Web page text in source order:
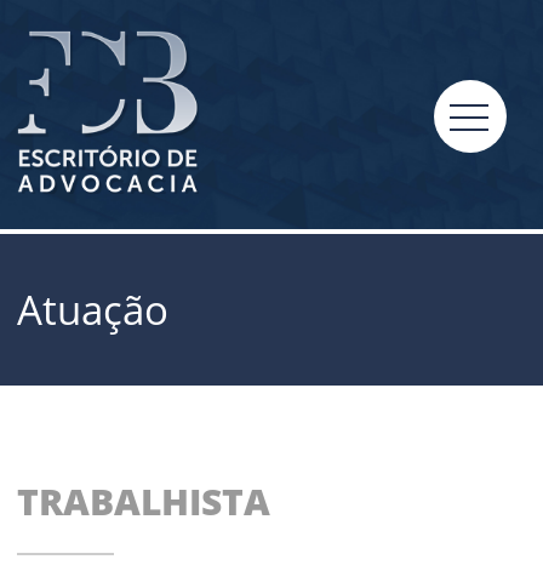
Atuação
TRABALHISTA